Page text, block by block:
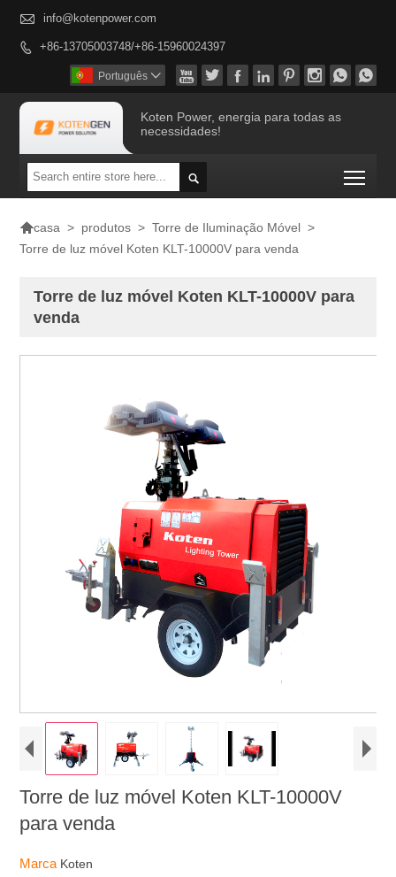
 info@kotenpower.com
 +86-13705003748/+86-15960024397
       
Português 
Koten Power, energia para todas as
necessidades!

casa > produtos > Torre de Iluminação Móvel >
Torre de luz móvel Koten KLT-10000V para venda
Torre de luz móvel Koten KLT-10000V para
venda
Torre de luz móvel Koten KLT-10000V
para venda
Marca Koten